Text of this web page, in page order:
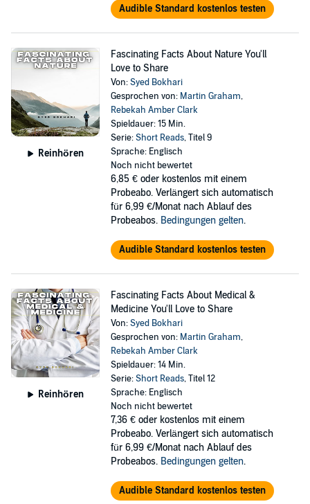
Audible Standard kostenlos testen
Reinhören
Fascinating Facts About Nature You'll
Love to Share
Von:Syed Bokhari
Gesprochen von: Martin Graham,
Rebekah Amber Clark
Spieldauer: 15 Min.
Serie:Short Reads, Titel 9
Sprache: Englisch
Noch nicht bewertet
6,85 € oder kostenlos mit einem
Probeabo. Verlängert sich automatisch
für 6,99 €/Monat nach Ablauf des
Probeabos. Bedingungen gelten.
Audible Standard kostenlos testen
Reinhören
Fascinating Facts About Medical &
Medicine You'll Love to Share
Von:Syed Bokhari
Gesprochen von: Martin Graham,
Rebekah Amber Clark
Spieldauer: 14 Min.
Serie:Short Reads, Titel 12
Sprache: Englisch
Noch nicht bewertet
7,36 € oder kostenlos mit einem
Probeabo. Verlängert sich automatisch
für 6,99 €/Monat nach Ablauf des
Probeabos. Bedingungen gelten.
Audible Standard kostenlos testen